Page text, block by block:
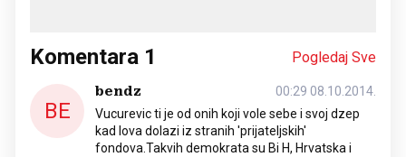
Komentara 1 Pogledaj Sve
BE
bendz
00:29 08.10.2014.
Vucurevic ti je od onih koji vole sebe i svoj dzep
kad lova dolazi iz stranih 'prijateljskih'
fondova.Takvih demokrata su Bi H, Hrvatska i